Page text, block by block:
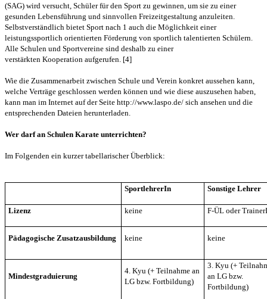
(SAG) wird versucht, Schüler für den Sport zu gewinnen, um sie zu einer
gesunden Lebensführung und sinnvollen Freizeitgestaltung anzuleiten.
Selbstverständlich bietet Sport nach 1 auch die Möglichkeit einer
leistungssportlich orientierten Förderung von sportlich talentierten Schülern.
Alle Schulen und Sportvereine sind deshalb zu einer
verstärkten Kooperation aufgerufen. [4]
Wie die Zusammenarbeit zwischen Schule und Verein konkret aussehen kann,
welche Verträge geschlossen werden können und wie diese auszusehen haben,
kann man im Internet auf der Seite http://www.laspo.de/ sich ansehen und die
entsprechenden Dateien herunterladen.
Wer darf an Schulen Karate unterrichten?
Im Folgenden ein kurzer tabellarischer Überblick:
SportlehrerIn Sonstige Lehrer
Lizenz keine F-ÜL oder
Pädagogische Zusatzausbildung keine keine
Mindestgraduierung
4. Kyu (+ Teilnahme an
LG bzw. Fortbildung)
3. Kyu (+
an LG bzw.
Fortbildung)